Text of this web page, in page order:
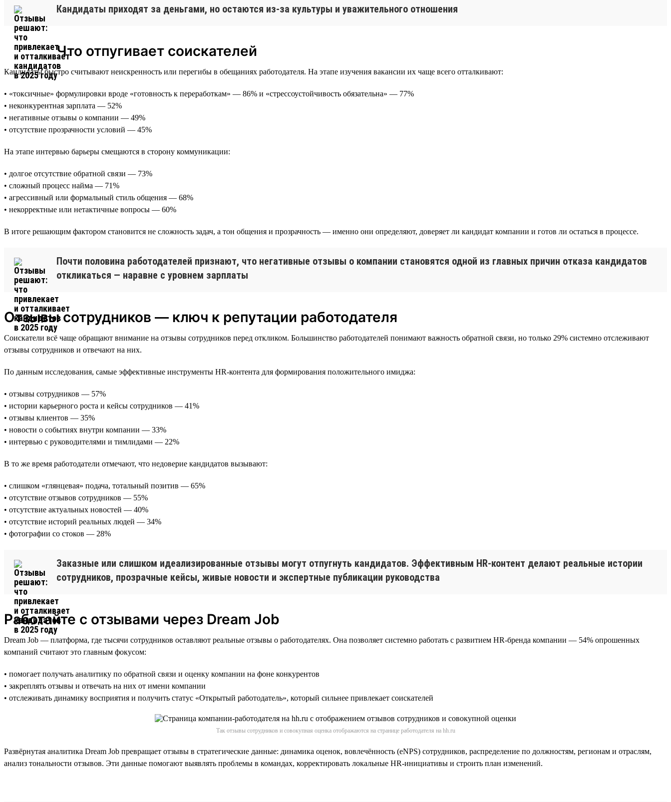
Кандидаты приходят за деньгами, но остаются из-за культуры и уважительного отношения
Что отпугивает соискателей
Кандидаты быстро считывают неискренность или перегибы в обещаниях работодателя. На этапе изучения вакансии их чаще всего отталкивают:
• «токсичные» формулировки вроде «готовность к переработкам» — 86% и «стрессоустойчивость обязательна» — 77%
• неконкурентная зарплата — 52%
• негативные отзывы о компании — 49%
• отсутствие прозрачности условий — 45%
На этапе интервью барьеры смещаются в сторону коммуникации:
• долгое отсутствие обратной связи — 73%
• сложный процесс найма — 71%
• агрессивный или формальный стиль общения — 68%
• некорректные или нетактичные вопросы — 60%
В итоге решающим фактором становится не сложность задач, а тон общения и прозрачность — именно они определяют, доверяет ли кандидат компании и готов ли остаться в процессе.
Почти половина работодателей признают, что негативные отзывы о компании становятся одной из главных причин отказа кандидатов
откликаться — наравне с уровнем зарплаты
Отзывы сотрудников — ключ к репутации работодателя
Соискатели всё чаще обращают внимание на отзывы сотрудников перед откликом. Большинство работодателей понимают важность обратной связи, но только 29% системно отслеживают
отзывы сотрудников и отвечают на них.
По данным исследования, самые эффективные инструменты HR-контента для формирования положительного имиджа:
• отзывы сотрудников — 57%
• истории карьерного роста и кейсы сотрудников — 41%
• отзывы клиентов — 35%
• новости о событиях внутри компании — 33%
• интервью с руководителями и тимлидами — 22%
В то же время работодатели отмечают, что недоверие кандидатов вызывают:
• слишком «глянцевая» подача, тотальный позитив — 65%
• отсутствие отзывов сотрудников — 55%
• отсутствие актуальных новостей — 40%
• отсутствие историй реальных людей — 34%
• фотографии со стоков — 28%
Заказные или слишком идеализированные отзывы могут отпугнуть кандидатов. Эффективным HR-контент делают реальные истории
сотрудников, прозрачные кейсы, живые новости и экспертные публикации руководства
Работайте с отзывами через Dream Job
Dream Job — платформа, где тысячи сотрудников оставляют реальные отзывы о работодателях. Она позволяет системно работать с развитием HR-бренда компании — 54% опрошенных
компаний считают это главным фокусом:
• помогает получать аналитику по обратной связи и оценку компании на фоне конкурентов
• закреплять отзывы и отвечать на них от имени компании
• отслеживать динамику восприятия и получить статус «Открытый работодатель», который сильнее привлекает соискателей
Так отзывы сотрудников и совокупная оценка отображаются на странице работодателя на hh.ru
Развёрнутая аналитика Dream Job превращает отзывы в стратегические данные: динамика оценок, вовлечённость (eNPS) сотрудников, распределение по должностям, регионам и отраслям,
анализ тональности отзывов. Эти данные помогают выявлять проблемы в командах, корректировать локальные HR-инициативы и строить план изменений.